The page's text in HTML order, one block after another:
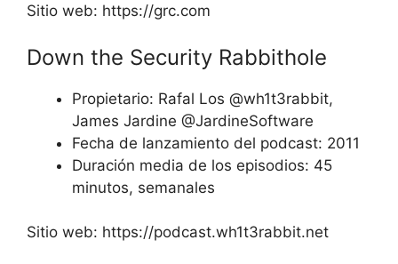
Sitio web: https://grc.com
Down the Security Rabbithole
Propietario: Rafal Los @wh1t3rabbit,
James Jardine @JardineSoftware
Fecha de lanzamiento del podcast: 2011
Duración media de los episodios: 45
minutos, semanales
Sitio web: https://podcast.wh1t3rabbit.net